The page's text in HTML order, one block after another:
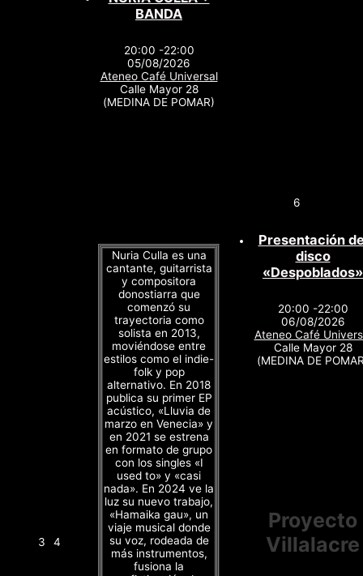
3 4
BANDA
20:00 -22:00
05/08/2026
Ateneo Café Universal
Calle Mayor 28
(MEDINA DE POMAR)
Nuria Culla es una
cantante, guitarrista
y compositora
donostiarra que
comenzó su
trayectoria como
solista en 2013,
moviéndose entre
estilos como el indie-
folk y pop
alternativo. En 2018
publica su primer EP
acústico, «Lluvia de
marzo en Venecia» y
en 2021 se estrena
en formato de grupo
con los singles «I
used to» y «casi
nada». En 2024 ve la
luz su nuevo trabajo,
«Hamaika gau», un
viaje musical donde
su voz, rodeada de
más instrumentos,
fusiona la
6
Presentación
disco
«Despoblados»
20:00 -22:00
06/08/2026
Ateneo Café
Calle Mayor 28
(MEDINA DE
Proyecto
Villalacre